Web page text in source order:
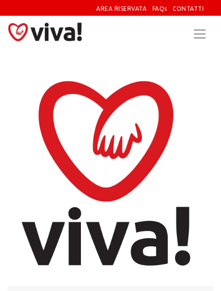
AREA RISERVATA FAQs CONTATTI